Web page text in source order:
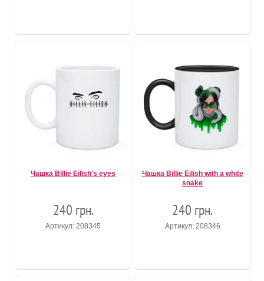
Чашка Billie Eilish's eyes
240 грн.
Артикул: 208345
Чашка Billie Eilish with a white
snake
240 грн.
Артикул: 208346